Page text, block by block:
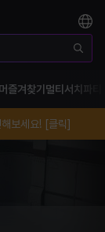
즐겨찾기 멀티서치 파티
보세요! [클릭]